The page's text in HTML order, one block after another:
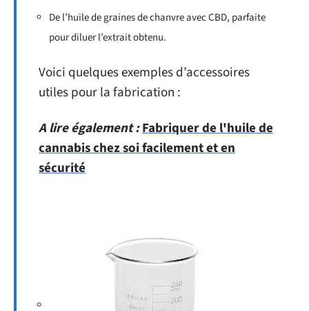
De l’huile de graines de chanvre avec CBD, parfaite
pour diluer l’extrait obtenu.
Voici quelques exemples d’accessoires
utiles pour la fabrication :
A lire également :Fabriquer de l'huile de
cannabis chez soi facilement et en
sécurité